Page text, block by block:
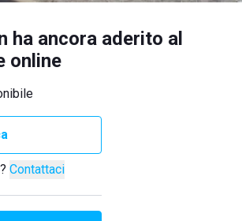
ha ancora aderito al
online
Contattaci